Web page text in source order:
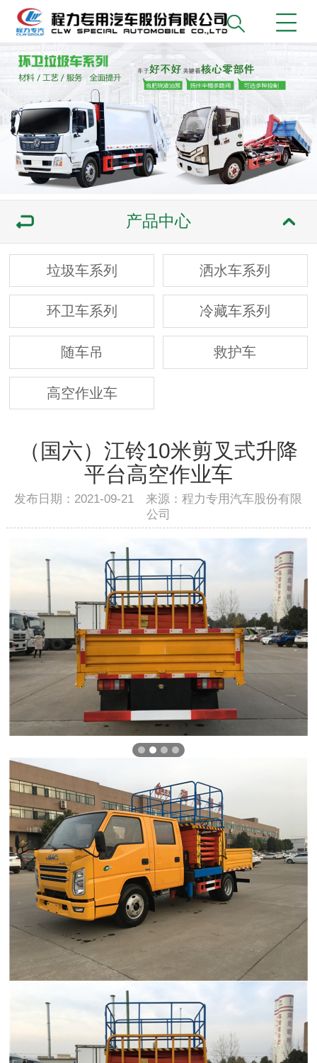
产品中心
垃圾车系列 洒水车系列
环卫车系列 冷藏车系列
随车吊 救护车
高空作业车
（国六）江铃10米剪叉式升降
平台高空作业车
发布日期：2021-09-21 来源：程力专用汽车股份有限
公司